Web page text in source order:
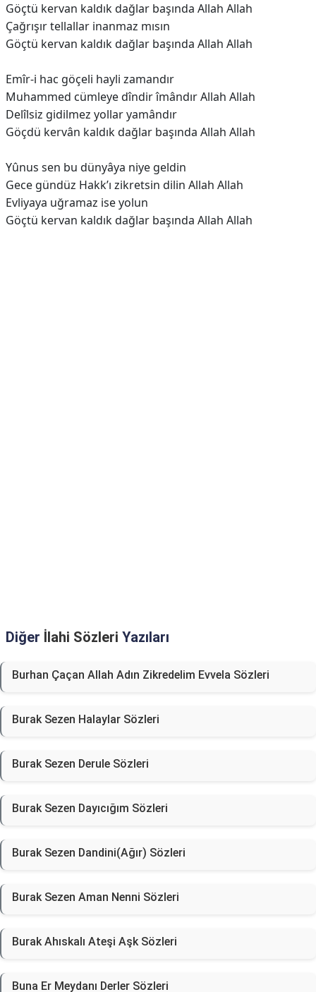
Göçtü kervan kaldık dağlar başında Allah Allah
Çağrışır tellallar inanmaz mısın
Göçtü kervan kaldık dağlar başında Allah Allah
Emîr-i hac göçeli hayli zamandır
Muhammed cümleye dîndir îmândır Allah Allah
Delîlsiz gidilmez yollar yamândır
Göçdü kervân kaldık dağlar başında Allah Allah
Yûnus sen bu dünyâya niye geldin
Gece gündüz Hakk’ı zikretsin dilin Allah Allah
Evliyaya uğramaz ise yolun
Göçtü kervan kaldık dağlar başında Allah Allah
Diğer İlahi Sözleri Yazıları
Burhan Çaçan Allah Adın Zikredelim Evvela Sözleri
Burak Sezen Halaylar Sözleri
Burak Sezen Derule Sözleri
Burak Sezen Dayıcığım Sözleri
Burak Sezen Dandini(Ağır) Sözleri
Burak Sezen Aman Nenni Sözleri
Burak Ahıskalı Ateşi Aşk Sözleri
Buna Er Meydanı Derler Sözleri